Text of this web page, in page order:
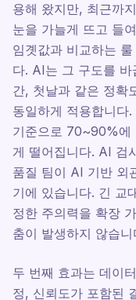
용해 왔지만, 최근까
눈을 가늘게 뜨고 들
임곗값과 비교하는
다. AI는 그 구도를
간, 첫날과 같은 정확
동일하게 적용합니다
기준으로 70~90%에
게 떨어집니다. AI 검
품질 팀이 AI 기반 외
기에 있습니다. 긴 교
정한 주의력을 확장
춤이 발생하지 않습니
두 번째 효과는 데이
정, 신뢰도가 포함된